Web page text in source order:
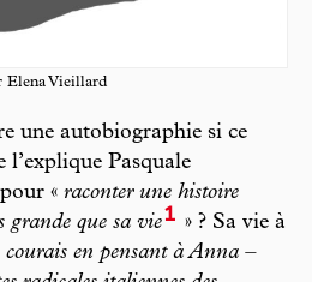
Elena Vieillard
une autobiographie si ce
l’explique Pasquale
« raconter une histoire
grande que sa vie1 » ? Sa vie à
courais en pensant à Anna –